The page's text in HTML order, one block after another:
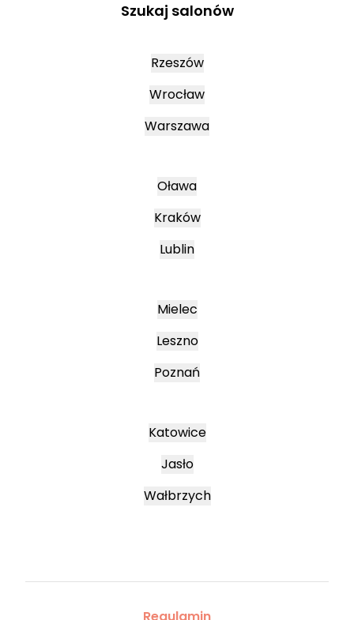
Szukaj salonów
Rzeszów
Wrocław
Warszawa
Oława
Kraków
Lublin
Mielec
Leszno
Poznań
Katowice
Jasło
Wałbrzych